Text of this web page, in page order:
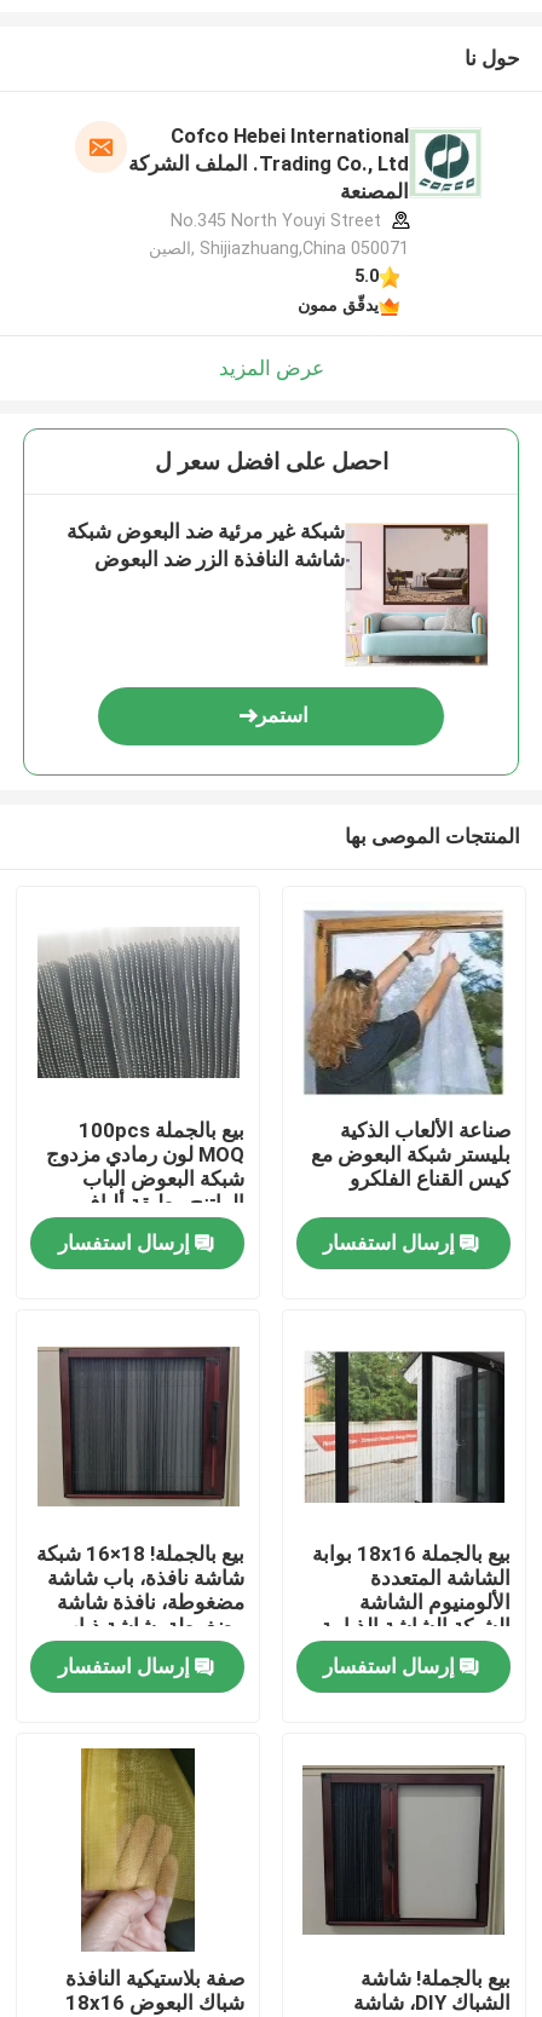
المنتجات
حول بنا
ضبط الجودة
اتصل بنا
طلب اقتباس
Russian website
الستار المغناطيسي للباب
شاشة النافذة
شبكة ظلال PE
حول نا
Cofco Hebei International
Trading Co., Ltd. الملف الشركة
المصنعة
No.345 North Youyi Street
Shijiazhuang,China 050071 ,الصين
5.0
يدقّق ممون
عرض المزيد
احصل على افضل سعر ل
شبكة غير مرئية ضد البعوض شبكة
شاشة النافذة الزر ضد البعوض
استمر
المنتجات الموصى بها
صناعة الألعاب الذكية
بليستر شبكة البعوض مع
كيس القناع الفلكرو
إرسال استفسار
بيع بالجملة 100pcs
MOQ لون رمادي مزدوج
شبكة البعوض الباب
الراتنج مطبقة ألياف
الزجاج النافذة شبكة
الشاشة 0.26mmإرسال استفسار
بيع بالجملة 18x16 بوابة
الشاشة المتعددة
الألومنيوم الشاشة
الشبكة الشاشة الذبابية
لتحسين نفوذ الهواء
إرسال استفسار
بيع بالجملة! 18×16 شبكة
شاشة نافذة، باب شاشة
مضغوطة، نافذة شاشة
مضغوطة، شاشة ذباب،
شبكة البعوض
إرسال استفسار
بيع بالجملة! شاشة
الشباك DIY، شاشة
صفة بلاستيكية النافذة
شباك البعوض 18x16